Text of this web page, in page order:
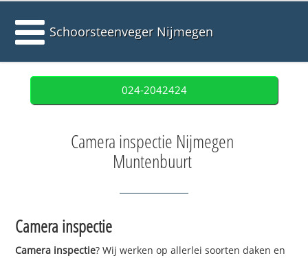
Schoorsteenveger Nijmegen
024-2042424
Camera inspectie Nijmegen
Muntenbuurt
Camera inspectie
Camera inspectie? Wij werken op allerlei soorten daken en